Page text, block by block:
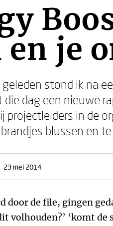
en je
stond ik na
die dag een nieuwe
projectleiders in de
blussen en
23 mei 2014
door de file, gingen
volhouden?’ ‘komt de